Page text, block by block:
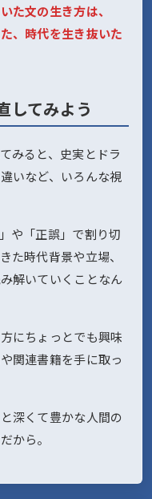
た文の生き方は、
、時代を生き抜いた
してみよう
みると、史実とドラ
いなど、いろんな視
や「正誤」で割り切
た時代背景や立場、
解いていくことなん
にちょっとでも興味
関連書籍を手に取っ
深くて豊かな人間の
から。